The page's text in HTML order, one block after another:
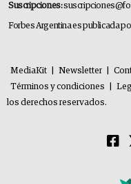
Suscripciones:
Forbes Argentina es publicada
MediaKit Newsletter
Términos y condiciones
los derechos reservados.